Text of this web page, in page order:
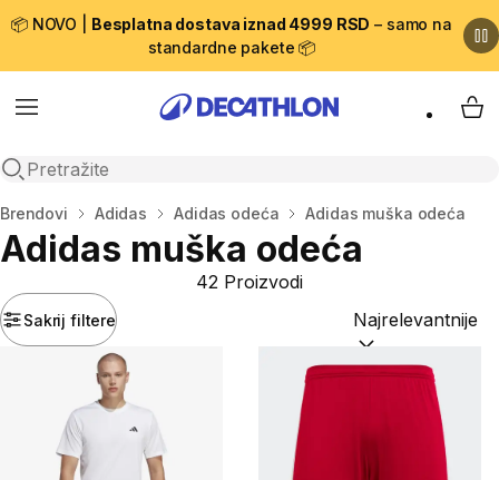
📦 NOVO | Besplatna dostava iznad 4999 RSD – samo na
standardne pakete 📦
Menu
Open search
My
Početna stranica
Brendovi Adidas Adidas odeća Adidas muška odeća
Adidas muška odeća
Sakrij filtere
42 Proizvodi
Sortiraj po: